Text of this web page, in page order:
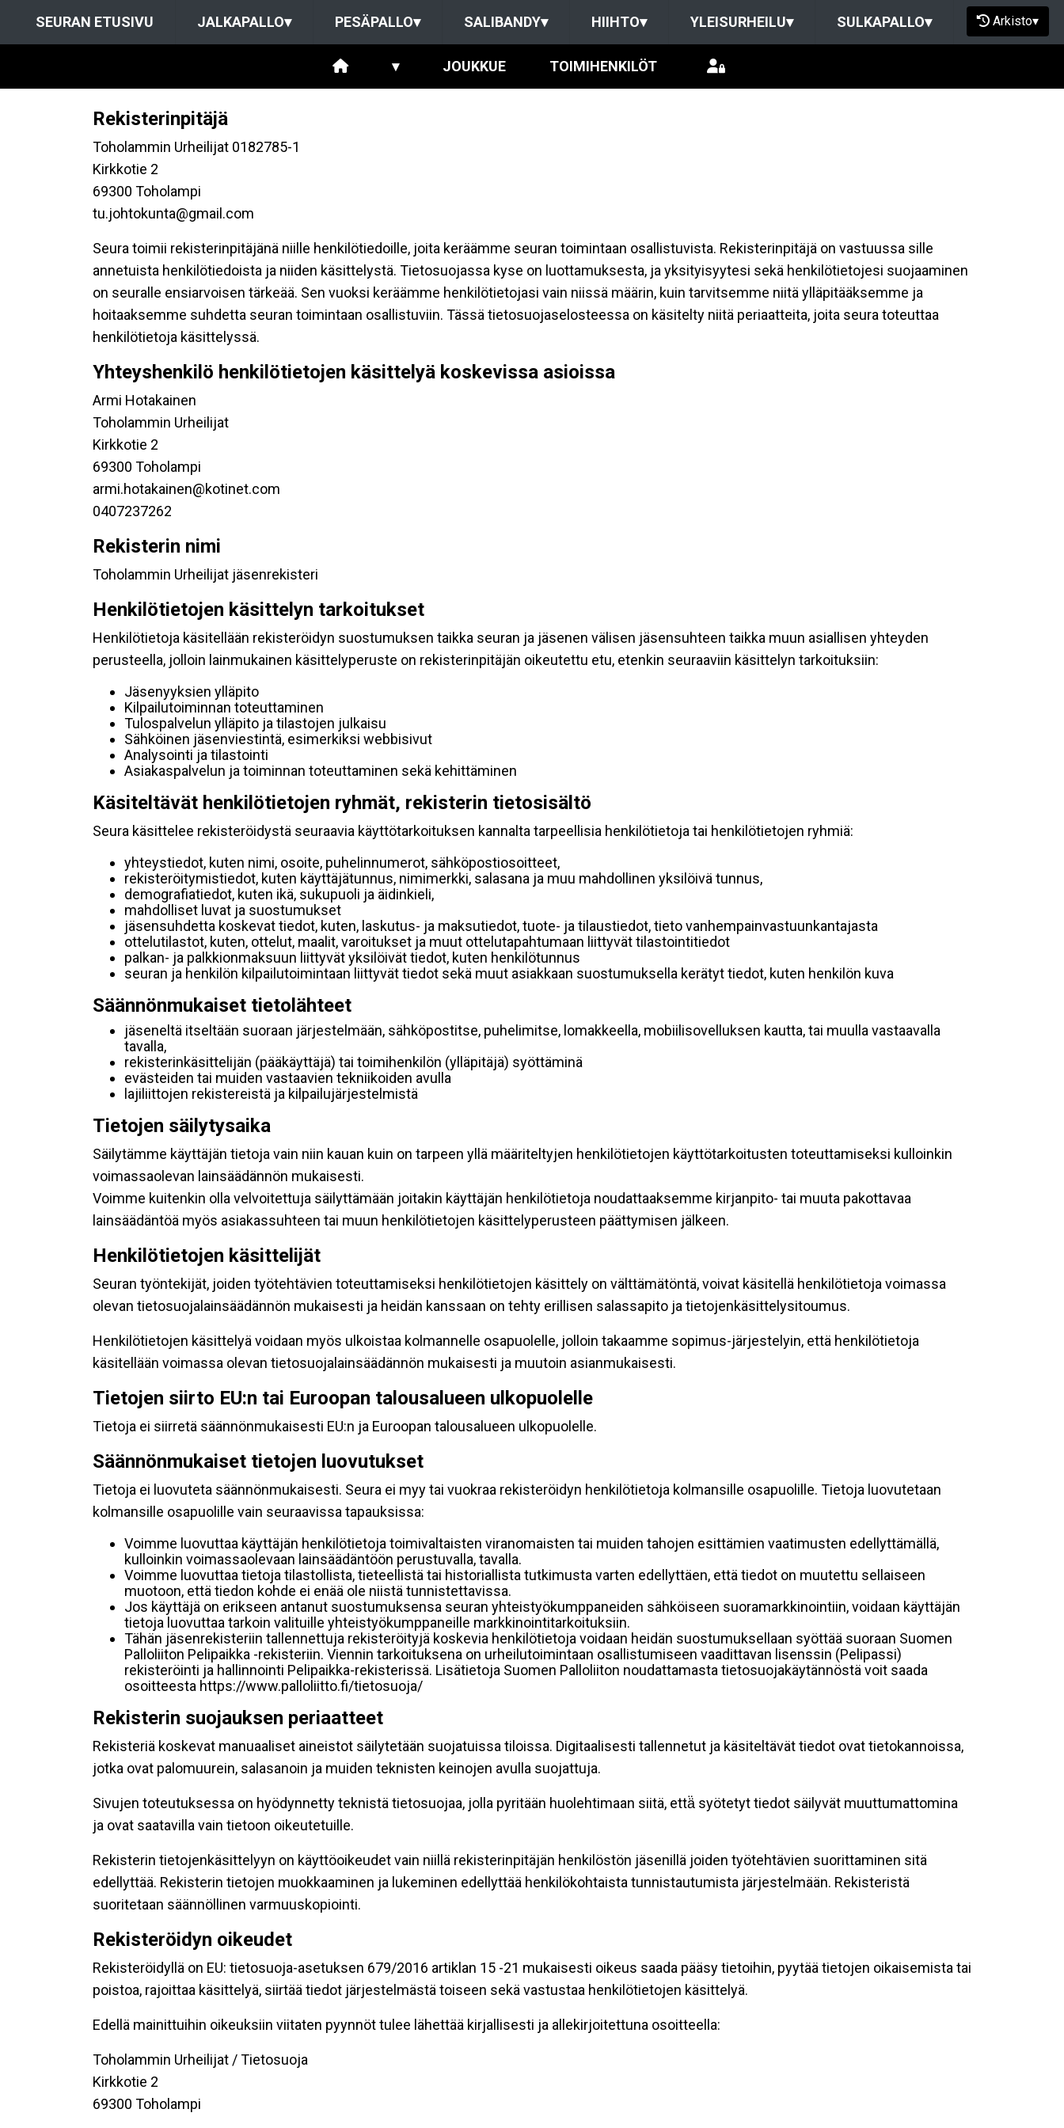
SEURAN ETUSIVU JALKAPALLO▾ PESÄPALLO▾ SALIBANDY▾ HIIHTO▾ YLEISURHEILU▾ SULKAPALLO▾ Arkisto▾
▾ JOUKKUE TOIMIHENKILÖT
Rekisterinpitäjä
Toholammin Urheilijat 0182785-1
Kirkkotie 2
69300 Toholampi
tu.johtokunta@gmail.com
Seura toimii rekisterinpitäjänä niille henkilötiedoille, joita keräämme seuran toimintaan osallistuvista. Rekisterinpitäjä on vastuussa sille
annetuista henkilötiedoista ja niiden käsittelystä. Tietosuojassa kyse on luottamuksesta, ja yksityisyytesi sekä henkilötietojesi suojaaminen
on seuralle ensiarvoisen tärkeää. Sen vuoksi keräämme henkilötietojasi vain niissä määrin, kuin tarvitsemme niitä ylläpitääksemme ja
hoitaaksemme suhdetta seuran toimintaan osallistuviin. Tässä tietosuojaselosteessa on käsitelty niitä periaatteita, joita seura toteuttaa
henkilötietoja käsittelyssä.
Yhteyshenkilö henkilötietojen käsittelyä koskevissa asioissa
Armi Hotakainen
Toholammin Urheilijat
Kirkkotie 2
69300 Toholampi
armi.hotakainen@kotinet.com
0407237262
Rekisterin nimi
Toholammin Urheilijat jäsenrekisteri
Henkilötietojen käsittelyn tarkoitukset
Henkilötietoja käsitellään rekisteröidyn suostumuksen taikka seuran ja jäsenen välisen jäsensuhteen taikka muun asiallisen yhteyden
perusteella, jolloin lainmukainen käsittelyperuste on rekisterinpitäjän oikeutettu etu, etenkin seuraaviin käsittelyn tarkoituksiin:
Jäsenyyksien ylläpito
Kilpailutoiminnan toteuttaminen
Tulospalvelun ylläpito ja tilastojen julkaisu
Sähköinen jäsenviestintä, esimerkiksi webbisivut
Analysointi ja tilastointi
Asiakaspalvelun ja toiminnan toteuttaminen sekä kehittäminen
Käsiteltävät henkilötietojen ryhmät, rekisterin tietosisältö
Seura käsittelee rekisteröidystä seuraavia käyttötarkoituksen kannalta tarpeellisia henkilötietoja tai henkilötietojen ryhmiä:
yhteystiedot, kuten nimi, osoite, puhelinnumerot, sähköpostiosoitteet,
rekisteröitymistiedot, kuten käyttäjätunnus, nimimerkki, salasana ja muu mahdollinen yksilöivä tunnus,
demografiatiedot, kuten ikä, sukupuoli ja äidinkieli,
mahdolliset luvat ja suostumukset
jäsensuhdetta koskevat tiedot, kuten, laskutus- ja maksutiedot, tuote- ja tilaustiedot, tieto vanhempainvastuunkantajasta
ottelutilastot, kuten, ottelut, maalit, varoitukset ja muut ottelutapahtumaan liittyvät tilastointitiedot
palkan- ja palkkionmaksuun liittyvät yksilöivät tiedot, kuten henkilötunnus
seuran ja henkilön kilpailutoimintaan liittyvät tiedot sekä muut asiakkaan suostumuksella kerätyt tiedot, kuten henkilön kuva
Säännönmukaiset tietolähteet
jäseneltä itseltään suoraan järjestelmään, sähköpostitse, puhelimitse, lomakkeella, mobiilisovelluksen kautta, tai muulla vastaavalla
tavalla,
rekisterinkäsittelijän (pääkäyttäjä) tai toimihenkilön (ylläpitäjä) syöttäminä
evästeiden tai muiden vastaavien tekniikoiden avulla
lajiliittojen rekistereistä ja kilpailujärjestelmistä
Tietojen säilytysaika
Säilytämme käyttäjän tietoja vain niin kauan kuin on tarpeen yllä määriteltyjen henkilötietojen käyttötarkoitusten toteuttamiseksi kulloinkin
voimassaolevan lainsäädännön mukaisesti.
Voimme kuitenkin olla velvoitettuja säilyttämään joitakin käyttäjän henkilötietoja noudattaaksemme kirjanpito- tai muuta pakottavaa
lainsäädäntöä myös asiakassuhteen tai muun henkilötietojen käsittelyperusteen päättymisen jälkeen.
Henkilötietojen käsittelijät
Seuran työntekijät, joiden työtehtävien toteuttamiseksi henkilötietojen käsittely on välttämätöntä, voivat käsitellä henkilötietoja voimassa
olevan tietosuojalainsäädännön mukaisesti ja heidän kanssaan on tehty erillisen salassapito ja tietojenkäsittelysitoumus.
Henkilötietojen käsittelyä voidaan myös ulkoistaa kolmannelle osapuolelle, jolloin takaamme sopimus-järjestelyin, että henkilötietoja
käsitellään voimassa olevan tietosuojalainsäädännön mukaisesti ja muutoin asianmukaisesti.
Tietojen siirto EU:n tai Euroopan talousalueen ulkopuolelle
Tietoja ei siirretä säännönmukaisesti EU:n ja Euroopan talousalueen ulkopuolelle.
Säännönmukaiset tietojen luovutukset
Tietoja ei luovuteta säännönmukaisesti. Seura ei myy tai vuokraa rekisteröidyn henkilötietoja kolmansille osapuolille. Tietoja luovutetaan
kolmansille osapuolille vain seuraavissa tapauksissa:
Voimme luovuttaa käyttäjän henkilötietoja toimivaltaisten viranomaisten tai muiden tahojen esittämien vaatimusten edellyttämällä,
kulloinkin voimassaolevaan lainsäädäntöön perustuvalla, tavalla.
Voimme luovuttaa tietoja tilastollista, tieteellistä tai historiallista tutkimusta varten edellyttäen, että tiedot on muutettu sellaiseen
muotoon, että tiedon kohde ei enää ole niistä tunnistettavissa.
Jos käyttäjä on erikseen antanut suostumuksensa seuran yhteistyökumppaneiden sähköiseen suoramarkkinointiin, voidaan käyttäjän
tietoja luovuttaa tarkoin valituille yhteistyökumppaneille markkinointitarkoituksiin.
Tähän jäsenrekisteriin tallennettuja rekisteröityjä koskevia henkilötietoja voidaan heidän suostumuksellaan syöttää suoraan Suomen
Palloliiton Pelipaikka -rekisteriin. Viennin tarkoituksena on urheilutoimintaan osallistumiseen vaadittavan lisenssin (Pelipassi)
rekisteröinti ja hallinnointi Pelipaikka-rekisterissä. Lisätietoja Suomen Palloliiton noudattamasta tietosuojakäytännöstä voit saada
osoitteesta https://www.palloliitto.fi/tietosuoja/
Rekisterin suojauksen periaatteet
Rekisteriä koskevat manuaaliset aineistot säilytetään suojatuissa tiloissa. Digitaalisesti tallennetut ja käsiteltävät tiedot ovat tietokannoissa,
jotka ovat palomuurein, salasanoin ja muiden teknisten keinojen avulla suojattuja.
Sivujen toteutuksessa on hyödynnetty teknistä tietosuojaa, jolla pyritään huolehtimaan siitä, että̈ syötetyt tiedot säilyvät muuttumattomina
ja ovat saatavilla vain tietoon oikeutetuille.
Rekisterin tietojenkäsittelyyn on käyttöoikeudet vain niillä rekisterinpitäjän henkilöstön jäsenillä joiden työtehtävien suorittaminen sitä
edellyttää. Rekisterin tietojen muokkaaminen ja lukeminen edellyttää henkilökohtaista tunnistautumista järjestelmään. Rekisteristä
suoritetaan säännöllinen varmuuskopiointi.
Rekisteröidyn oikeudet
Rekisteröidyllä on EU: tietosuoja-asetuksen 679/2016 artiklan 15 -21 mukaisesti oikeus saada pääsy tietoihin, pyytää tietojen oikaisemista tai
poistoa, rajoittaa käsittelyä, siirtää tiedot järjestelmästä toiseen sekä vastustaa henkilötietojen käsittelyä.
Edellä mainittuihin oikeuksiin viitaten pyynnöt tulee lähettää kirjallisesti ja allekirjoitettuna osoitteella:
Toholammin Urheilijat / Tietosuoja
Kirkkotie 2
69300 Toholampi